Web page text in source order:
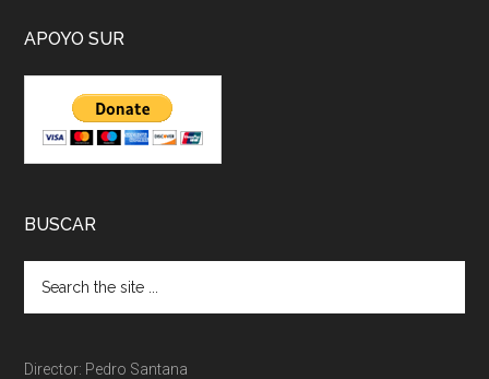
APOYO SUR
BUSCAR
Director: Pedro Santana